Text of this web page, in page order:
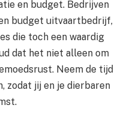
en budget. Bedrijven
budget uitvaartbedrijf,
die toch een waardig
dat het niet alleen om
Neem de tijd
zodat jij en je dierbaren